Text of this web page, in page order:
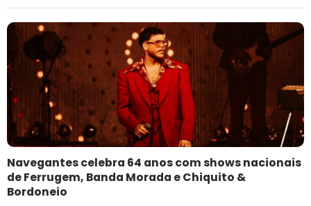
Navegantes celebra 64 anos com shows nacionais
de Ferrugem, Banda Morada e Chiquito &
Bordoneio